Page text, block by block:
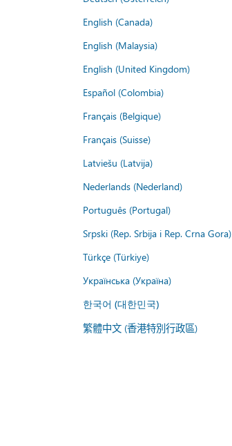
English (Canada)
English (Malaysia)
English (United Kingdom)
Español (Colombia)
Français (Belgique)
Français (Suisse)
Latviešu (Latvija)
Nederlands (Nederland)
Português (Portugal)
Srpski (Rep. Srbija i Rep. Crna Gora)
Türkçe (Türkiye)
Українська (Україна)
한국어 (대한민국)
繁體中文 (香港特別行政區)